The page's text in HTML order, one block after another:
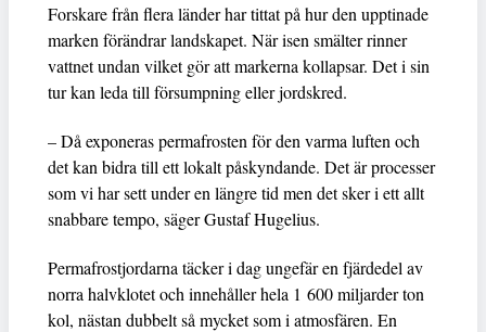
Forskare från flera länder har tittat på hur den upptinade
marken förändrar landskapet. När isen smälter rinner
vattnet undan vilket gör att markerna kollapsar. Det i sin
tur kan leda till försumpning eller jordskred.
– Då exponeras permafrosten för den varma luften och
det kan bidra till ett lokalt påskyndande. Det är processer
som vi har sett under en längre tid men det sker i ett allt
snabbare tempo, säger Gustaf Hugelius.
Permafrostjordarna täcker i dag ungefär en fjärdedel av
norra halvklotet och innehåller hela 1 600 miljarder ton
kol, nästan dubbelt så mycket som i atmosfären. En